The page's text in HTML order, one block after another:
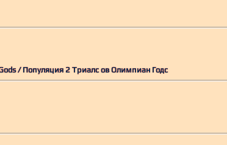
/ Популяция 2 Триалс ов Олимпиан Годс